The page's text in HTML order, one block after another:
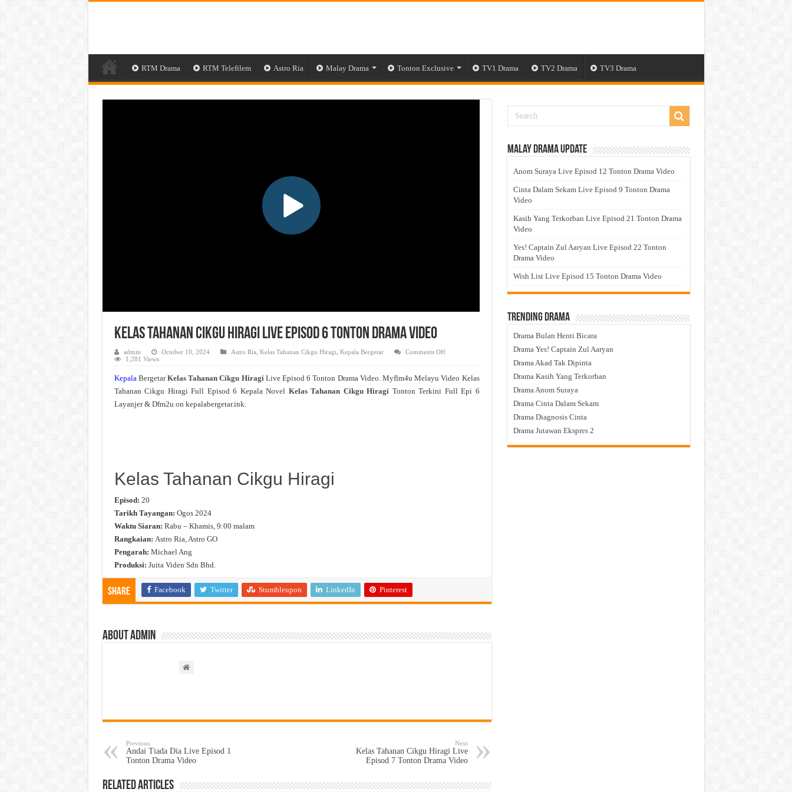
RTM Drama RTM Telefilem Astro Ria Malay Drama Tonton Exclusive TV1 Drama TV2 Drama TV3 Drama
Kelas Tahanan Cikgu Hiragi Live Episod 6 Tonton Drama Video
admin October 10, 2024 Astro Ria Kelas Tahanan Cikgu Hiragi Kepala Bergetar Comments Offon
Hiragi
Episod
1,281 Views
KepalaBergetarKelas Tahanan Cikgu Hiragi Live Episod 6 Tonton Drama Video. Myflm4u Melayu Video Kelas
Tahanan Cikgu Hiragi Full Episod 6 Kepala Novel Kelas Tahanan Cikgu Hiragi Tonton Terkini Full Epi 6
Layanjer & Dfm2u on kepalabergetar.ink.
Kelas Tahanan Cikgu Hiragi
Episod: 20
Tarikh Tayangan: Ogos 2024
Waktu Siaran: Rabu – Khamis, 9:00 malam
Rangkaian: Astro Ria, Astro GO
Pengarah: Michael Ang
Produksi: Juita Viden Sdn Bhd.
Share Facebook Twitter Stumbleupon LinkedIn Pinterest
About admin
Previous
Andai Tiada Dia Live Episod 1
Tonton Drama Video
Next
Kelas Tahanan Cikgu Hiragi Live
Episod 7 Tonton Drama Video
Related Articles
Malay Drama Update
Anom Suraya Live Episod 12 Tonton Drama Video
Cinta Dalam Sekam Live Episod 9 Tonton Drama
Video
Kasih Yang Terkorban Live Episod 21 Tonton Drama
Video
Yes! Captain Zul Aaryan Live Episod 22 Tonton
Drama Video
Wish List Live Episod 15 Tonton Drama Video
Trending Drama
Drama Bulan Henti Bicara
Drama Yes! Captain Zul Aaryan
Drama Akad Tak Dipinta
Drama Kasih Yang Terkorban
Drama Anom Suraya
Drama Cinta Dalam Sekam
Drama Diagnosis Cinta
Drama Jutawan Ekspres 2